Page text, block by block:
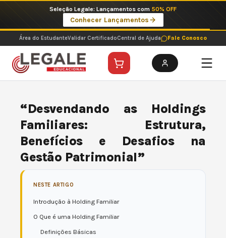
o
conteúdo
Imperdíveis no Pix: Pós Selecionadas a 199 reais no pix em parcela única
Ver ofertas
Área do EstudanteValidar CertificadoCentral de Ajuda Fale Conosco
“Desvendando as Holdings
Familiares: Estrutura,
Benefícios e Desafios na
Gestão Patrimonial”
NESTE ARTIGO
Introdução à Holding Familiar
O Que é uma Holding Familiar
Definições Básicas